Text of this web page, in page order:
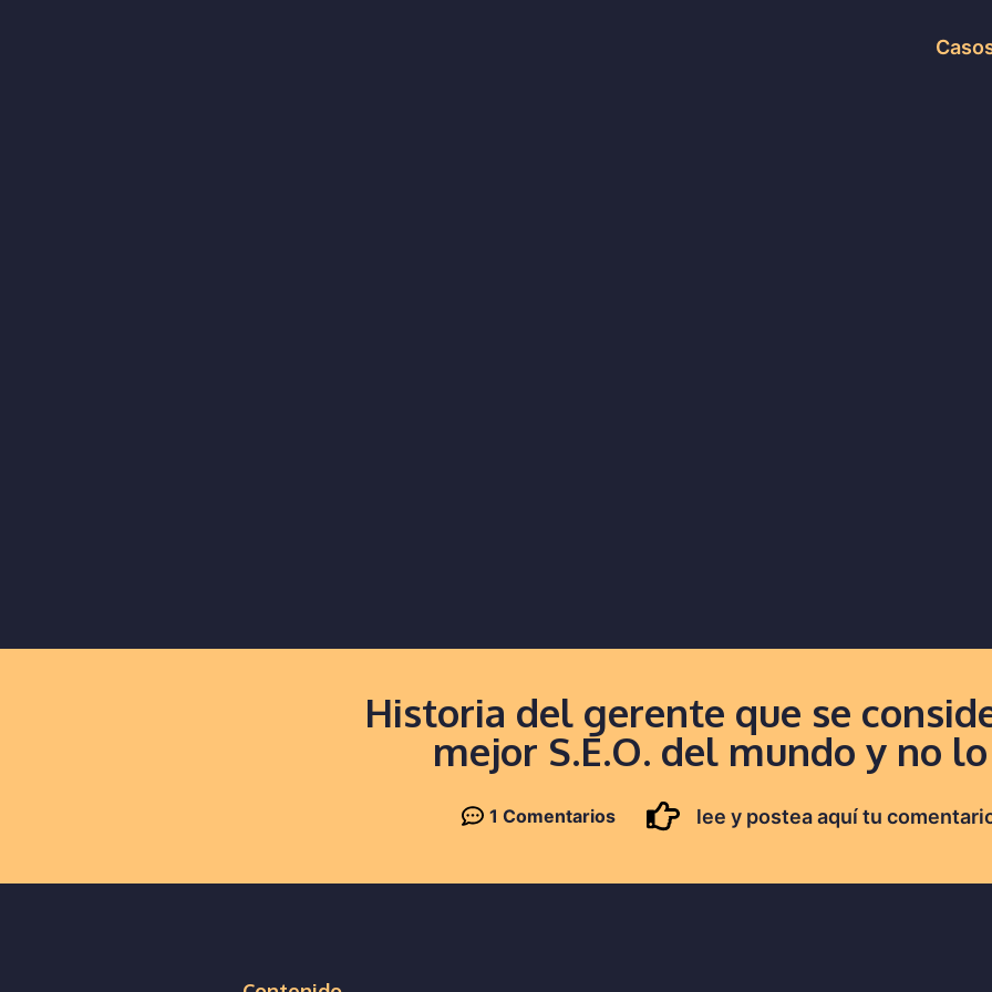
Historia del gerente que se
mejor S.E.O. del mundo y no
1 Comentarios lee y postea aquí tu